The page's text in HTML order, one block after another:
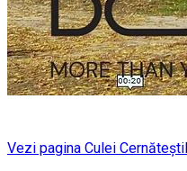
Vezi pagina Culei